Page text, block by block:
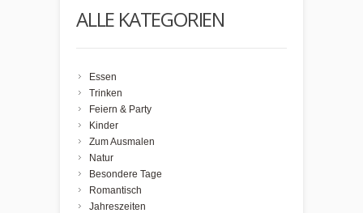
ALLE KATEGORIEN
Essen
Trinken
Feiern & Party
Kinder
Zum Ausmalen
Natur
Besondere Tage
Romantisch
Jahreszeiten